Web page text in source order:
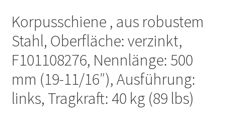
Reparatur
und
mehr,
von
Menge
Korpusschiene , aus robustem
Stahl, Oberfläche: verzinkt,
F101108276, Nennlänge: 500
mm (19-11/16″), Ausführung:
links, Tragkraft: 40 kg (89 lbs)